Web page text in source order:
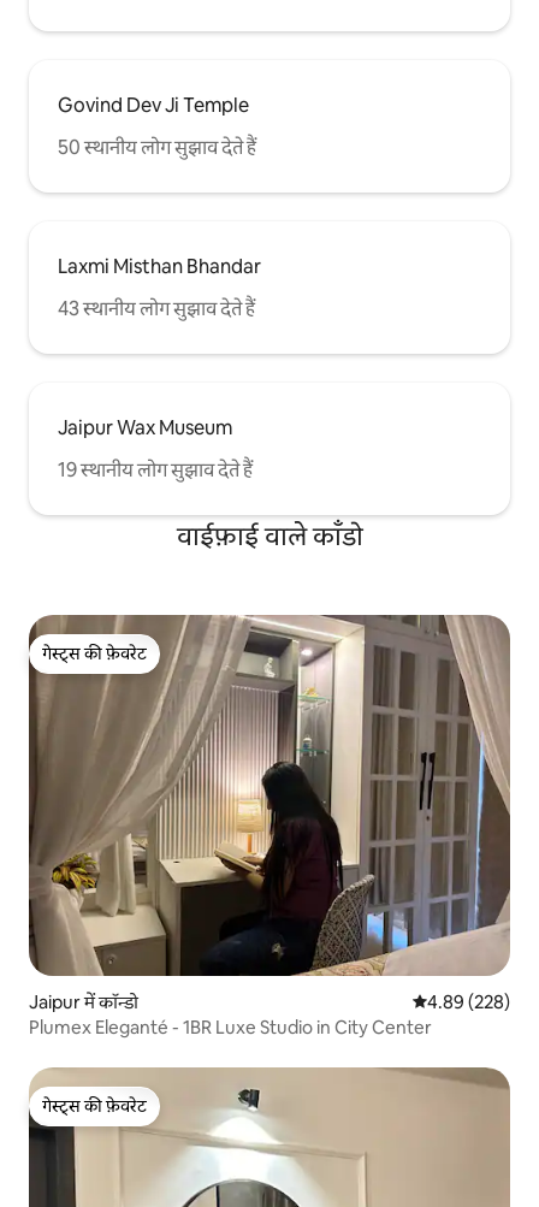
Govind Dev Ji Temple
50 स्थानीय लोग सुझाव देते हैं
Laxmi Misthan Bhandar
43 स्थानीय लोग सुझाव देते हैं
Jaipur Wax Museum
19 स्थानीय लोग सुझाव देते हैं
वाईफ़ाई वाले काँडो
गेस्ट्स की फ़ेवरेट
गेस्ट्स की फ़ेवरेट
Jaipur में कॉन्डो औसत रेटिंग 5 में से
4.89 (228)
Plumex Eleganté - 1BR Luxe Studio in City Center
गेस्ट्स की फ़ेवरेट
गेस्ट्स की फ़ेवरेट